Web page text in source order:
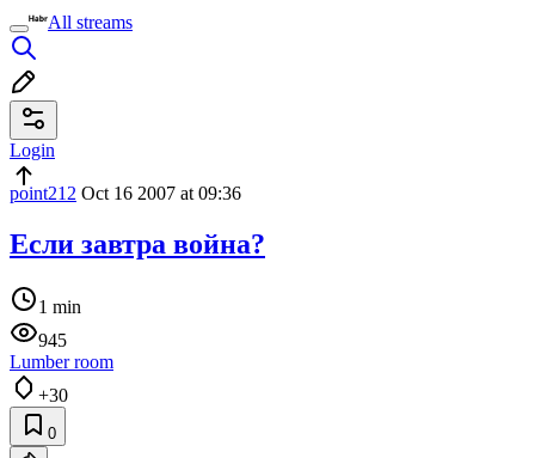
All streams
Login
point212 Oct 16 2007 at 09:36
Если завтра война?
1 min
945
Lumber room
+30
0